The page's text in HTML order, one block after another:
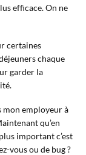
efficace. On ne
certaines
chaque
garder la
mon employeur à
qu’en
important c’est
vous ou de bug ?